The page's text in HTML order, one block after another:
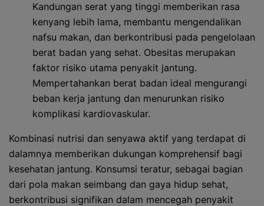
Kandungan serat yang tinggi memberikan rasa
kenyang lebih lama, membantu mengendalikan
nafsu makan, dan berkontribusi pada pengelolaan
berat badan yang sehat. Obesitas merupakan
faktor risiko utama penyakit jantung.
Mempertahankan berat badan ideal mengurangi
beban kerja jantung dan menurunkan risiko
komplikasi kardiovaskular.
Kombinasi nutrisi dan senyawa aktif yang terdapat di
dalamnya memberikan dukungan komprehensif bagi
kesehatan jantung. Konsumsi teratur, sebagai bagian
dari pola makan seimbang dan gaya hidup sehat,
berkontribusi signifikan dalam mencegah penyakit